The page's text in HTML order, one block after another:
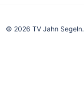
© 2026 TV Jahn Segeln.